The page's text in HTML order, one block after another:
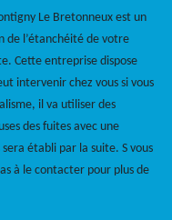
Le Bretonneux est un
de l’étanchéité de votre
Cette entreprise dispose
intervenir chez vous si vous
il va utiliser des
des fuites avec une
établi par la suite. S vous
à le contacter pour plus de